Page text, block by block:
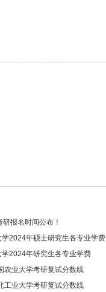
报名时间公布！
学2024年硕士研究生各专业学费
学2024年研究生各专业学费
农业大学考研复试分数线
工业大学考研复试分数线